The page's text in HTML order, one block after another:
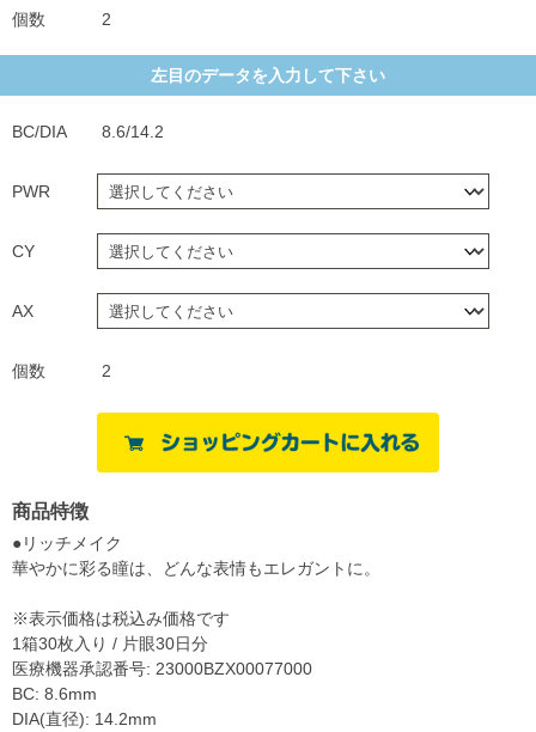
個数 2
左目のデータを入力して下さい
BC/DIA 8.6/14.2
PWR
CY
AX
個数 2
商品特徴
●リッチメイク
華やかに彩る瞳は、どんな表情もエレガントに。
※表示価格は税込み価格です
1箱30枚入り / 片眼30日分
医療機器承認番号: 23000BZX00077000
BC: 8.6mm
DIA(直径): 14.2mm